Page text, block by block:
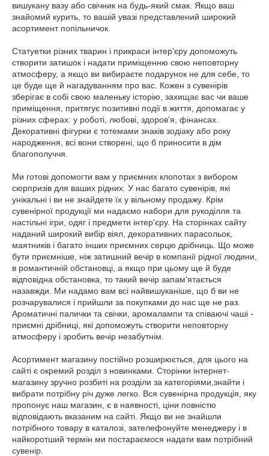
вишукану вазу або свічник на будь-який смак. Якщо ваш
знайомий курить, то вашій увазі представлений широкий
асортимент попільничок.
Статуетки різних тварин і прикраси інтер'єру допоможуть
створити затишок і надати приміщенню свою неповторну
атмосферу, а якщо ви вибираєте подарунок не для себе, то
це буде ще й нагадуванням про вас. Кожен з сувенірів
зберігає в собі свою маленьку історію, захищає вас чи ваше
приміщення, притягує позитивні події в життя, допомагає у
різних сферах: у роботі, любові, здоров'я, фінансах.
Декоративні фігурки є тотемами знаків зодіаку або року
народження, всі вони створені, що б приносити в дім
благополуччя.
Ми готові допомогти вам у приємних клопотах з вибором
сюрпризів для ваших рідних. У нас багато сувенірів, які
унікальні і ви не знайдете їх у вільному продажу. Крім
сувенірної продукції ми надаємо набори для рукоділля та
настільні ігри, одяг і предмети інтер'єру. На сторінках сайту
наданий широкий вибір віял, декоративних парасольок,
маятників і багато інших приємних серцю дрібниць. Що може
бути приємніше, ніж затишний вечір в компанії рідної людини,
в романтичній обстановці, а якщо при цьому ще й буде
відповідна обстановка, то такий вечір запам'ятається
назавжди. Ми надамо вам всі найвишуканіше, що б ви не
розчарувалися і прийшли за покупками до нас ще не раз.
Ароматичні палички та свічки, аромалампи та співаючі чаші -
приємні дрібниці, які допоможуть створити неповторну
атмосферу і зробить вечір незабутнім.
Асортимент магазину постійно розширюється, для цього на
сайті є окремий розділ з новинками. Сторінки інтернет-
магазину зручно розбиті на розділи за категоріями,знайти і
вибрати потрібну річ дуже легко. Вся сувенірна продукція, яку
пропонує наш магазин, є в наявності, ціни повністю
відповідають вказаним на сайті. Якщо ви не знайшли
потрібного товару в каталозі, зателефонуйте менеджеру і в
найкоротший термін ми постараємося надати вам потрібний
сувенір.